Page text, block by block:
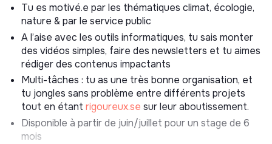
l’animation des communautés digitales
la préparation des supports de communication web
(mise à jour du site internet, suivi des inscriptions aux
temps forts)
2. Soutenir les équipes sur les événements et les
webinaires
déployer le plan de communication
être support lors des événements idealCO
Tu es motivé.e par les thématiques climat, écologie,
nature & par le service public
A l’aise avec les outils informatiques, tu sais monter
des vidéos simples, faire des newsletters et tu aimes
rédiger des contenus impactants
Multi-tâches : tu as une très bonne organisation, et
tu jongles sans problème entre différents projets
tout en étant rigoureux.se sur leur aboutissement.
Disponible à partir de juin/juillet pour un stage de 6
mois